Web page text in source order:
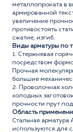
металлопроката в
армированной
увеличение
противостоять
сжатие, изгиб.
Виды арматуры по
1. Стержневая
посредством
Прочная
большие
2. Проволочная
холодных
прочности прут
Область
Стальная арматура
используются для